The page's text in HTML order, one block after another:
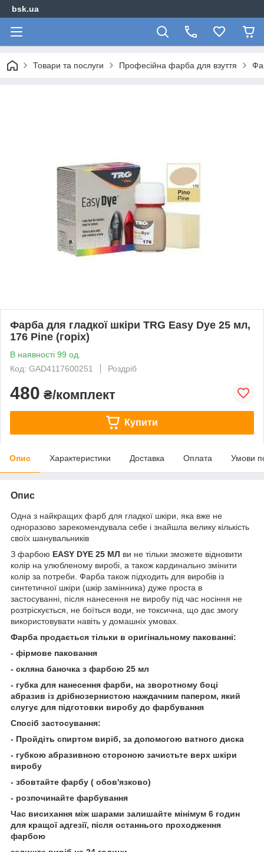
bsk.ua
Товари та послуги Професійна фарба для взуття
Фарба для гладкої шкіри TRG Easy Dye 25 мл,
176 Pine (горіх)
В наявності 99 од.
Код: GAD4117600251
Роздріб
480 ₴/комплект
Купити
Опис Характеристики Доставка Оплата Умови
Опис
Одна з найкращих фарб для гладкої шкіри, яка вже не
одноразово зарекомендувала себе і знайшла велику кількість
своїх шанувальників
З фарбою EASY DYE 25 МЛ ви не тільки зможете відновити
колір на улюбленому виробі, а також кардинально змінити
колір за потреби. Фарба також підходить для виробів із
синтетичної шкіри (шкір замінника) дуже проста в
застосуванні, після нанесення не виробу під час носіння не
розтріскується, не боїться води, не токсична, що дає змогу
використовувати навіть у домашніх умовах.
Фарба продається тільки в оригінальному пакованні:
- фірмове паковання
- скляна баночка з фарбою 25 мл
- губка для нанесення фарби, на зворотному боці
абразив із дрібнозернистою наждачним папером, який
слугує для підготовки виробу до фарбування
Спосіб застосування:
- Пройдіть спиртом виріб, за допомогою ватного диска
- губкою абразивною стороною зачистьте верх шкіри
виробу
- збовтайте фарбу ( обов'язково)
- розпочинайте фарбування
Час висихання між шарами залишайте мінімум 6 годин
для кращої адгезії, після останнього проходження
фарбою